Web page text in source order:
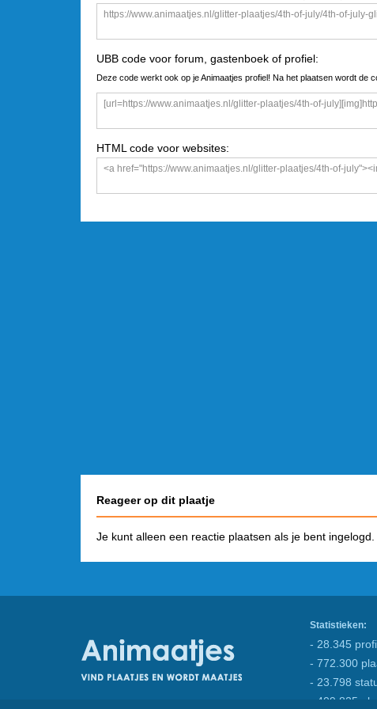
UBB code voor forum, gastenboek of profiel:
Deze code werkt ook op je Animaatjes profiel! Na het plaatsen wordt de
HTML code voor websites:
Reageer op dit plaatje
Je kunt alleen een reactie plaatsen als je bent ingelogd.
Statistieken:
- 28.345
- 772.300
- 23.798
- 409.825